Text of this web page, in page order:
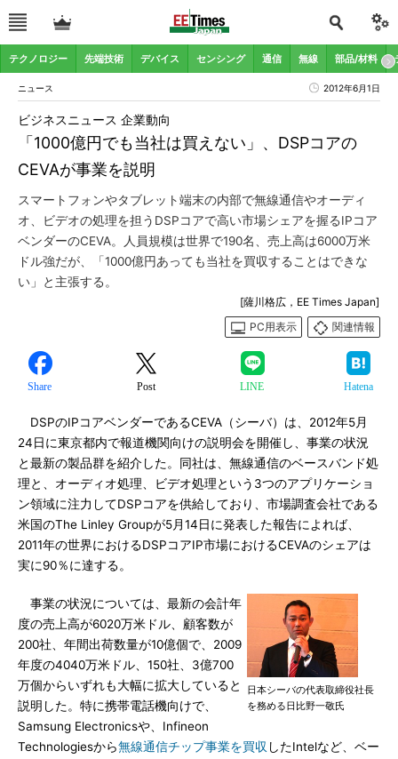
テクノロジー 先端技術 デバイス センシング 通信 無線 部品/材料
ニュース 2012年6月1日
「1000億円でも当社は買えない」、DSPコアの
CEVAが事業を説明
ビジネスニュース 企業動向
スマートフォンやタブレット端末の内部で無線通信やオーディ
オ、ビデオの処理を担うDSPコアで高い市場シェアを握るIPコア
ベンダーのCEVA。人員規模は世界で190名、売上高は6000万米
ドル強だが、「1000億円あっても当社を買収することはできな
い」と主張する。
[薩川格広，EE Times Japan]
PC用表示
関連情報
Share Post LINE Hatena
DSPのIPコアベンダーであるCEVA（シーバ）は、2012年5月
24日に東京都内で報道機関向けの説明会を開催し、事業の状況
と最新の製品群を紹介した。同社は、無線通信のベースバンド処
理と、オーディオ処理、ビデオ処理という3つのアプリケーショ
ン領域に注力してDSPコアを供給しており、市場調査会社である
米国のThe Linley Groupが5月14日に発表した報告によれば、
2011年の世界におけるDSPコアIP市場におけるCEVAのシェアは
実に90％に達する。
日本シーバの代表取締役社長
を務める日比野一敬氏
事業の状況については、最新の会計年
度の売上高が6020万米ドル、顧客数が
200社、年間出荷数量が10億個で、2009
年度の4040万米ドル、150社、3億700
万個からいずれも大幅に拡大していると
説明した。特に携帯電話機向けで、
Samsung Electronicsや、Infineon
Technologiesから無線通信チップ事業を買収 したIntelなど、ベー